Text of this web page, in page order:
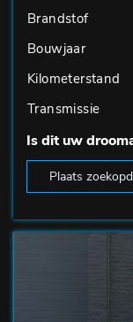
Brandstof
Bouwjaar
Kilometerstand
Transmissie
Is dit uw
Plaats